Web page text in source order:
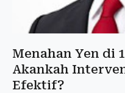
Menahan Yen di
Akankah
Efektif?